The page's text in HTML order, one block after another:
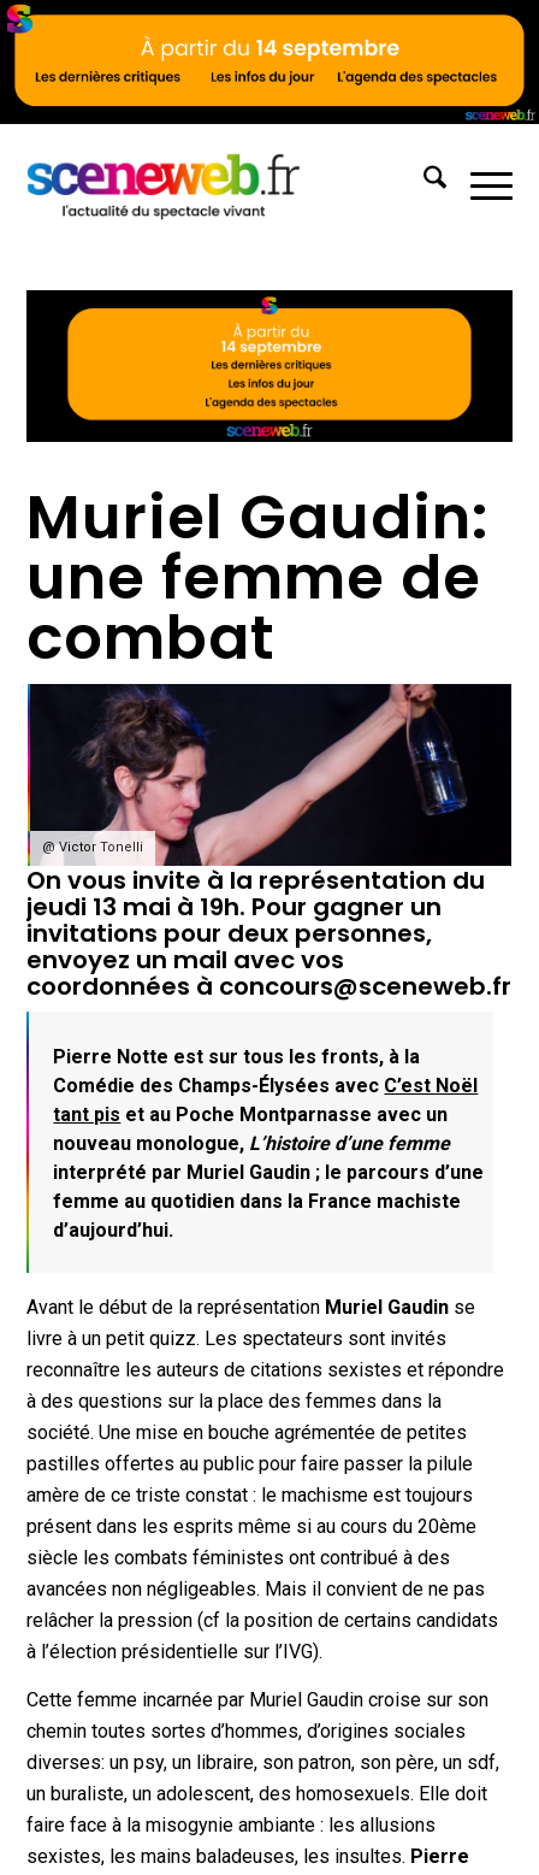
Muriel Gaudin:
une femme de
combat
@ Victor Tonelli
On vous invite à la représentation du
jeudi 13 mai à 19h. Pour gagner un
invitations pour deux personnes,
envoyez un mail avec vos
coordonnées à concours@sceneweb.fr
Pierre Notte est sur tous les fronts, à la
Comédie des Champs-Élysées avec C’est Noël
tant pis et au Poche Montparnasse avec un
nouveau monologue, L’histoire d’une femme
interprété par Muriel Gaudin ; le parcours d’une
femme au quotidien dans la France machiste
d’aujourd’hui.
Avant le début de la représentation Muriel Gaudin se
livre à un petit quizz. Les spectateurs sont invités
reconnaître les auteurs de citations sexistes et répondre
à des questions sur la place des femmes dans la
société. Une mise en bouche agrémentée de petites
pastilles offertes au public pour faire passer la pilule
amère de ce triste constat : le machisme est toujours
présent dans les esprits même si au cours du 20ème
siècle les combats féministes ont contribué à des
avancées non négligeables. Mais il convient de ne pas
relâcher la pression (cf la position de certains candidats
à l’élection présidentielle sur l’IVG).
Cette femme incarnée par Muriel Gaudin croise sur son
chemin toutes sortes d’hommes, d’origines sociales
diverses: un psy, un libraire, son patron, son père, un sdf,
un buraliste, un adolescent, des homosexuels. Elle doit
faire face à la misogynie ambiante : les allusions
sexistes, les mains baladeuses, les insultes. Pierre